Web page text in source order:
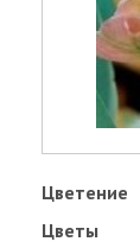
Цветение
Цветы